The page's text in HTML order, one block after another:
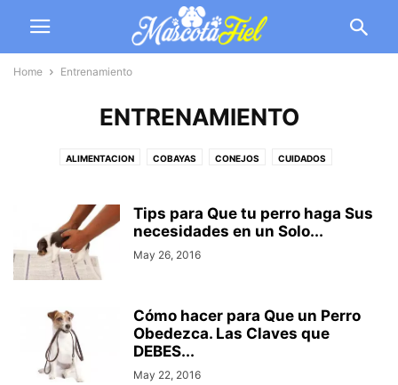
Home Entrenamiento
ENTRENAMIENTO
ALIMENTACION COBAYAS CONEJOS CUIDADOS
PERICOS
TORTUGAS
Tips para Que tu perro haga Sus
necesidades en un Solo...
May 26, 2016
Cómo hacer para Que un Perro
Obedezca. Las Claves que
DEBES...
May 22, 2016